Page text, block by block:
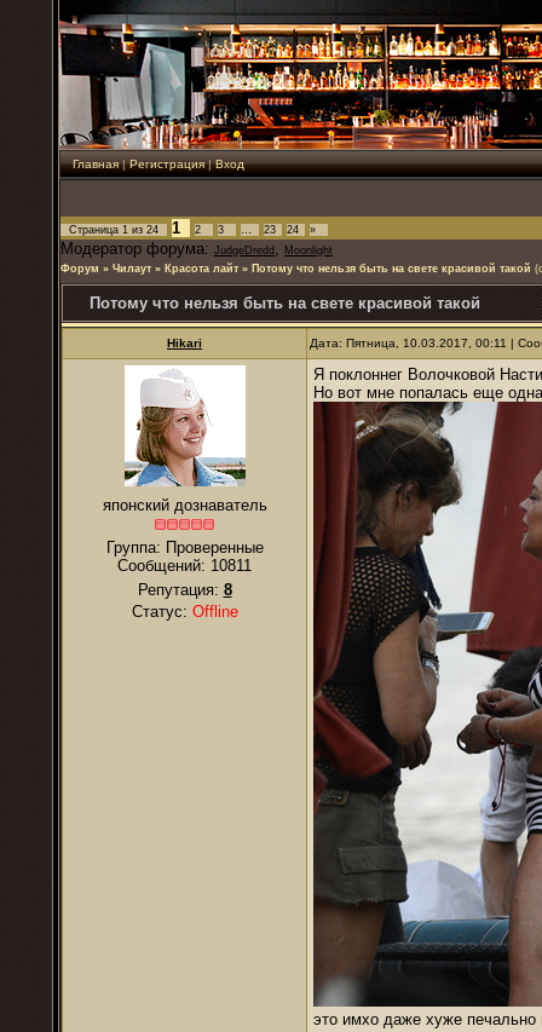
Главная|Регистрация|Вход
Страница 1 из 24 1 2 3 … 23 24 »
Модератор форума: JudgeDredd , Moonlight
Форум » Чилаут » Красота лайт » Потому что нельзя быть на свете красивой такой
Потому что нельзя быть на свете красивой такой
Hikari Дата: Пятница, 10.03.2017, 00:11 |
японский дознаватель
Группа: Проверенные
Сообщений: 10811
Репутация: 8
Статус: Offline
Я поклоннег Волочковой
Но вот мне попалась еще
это имхо даже хуже